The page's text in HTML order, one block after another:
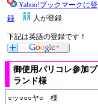
Yahoo!ブックマークに登
録
人が登録
下記は英語の登録です！
御使用パリコレ参加ブ
ランド様
○ッ○○○ヤ○ 様